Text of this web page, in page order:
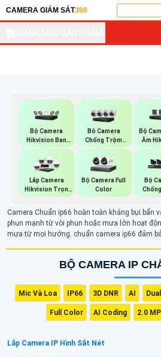
CAMERA GIÁM SÁT360
Bộ Camera
Hikvision Ban
Đêm Có Màu
Bô Camera
Chống Trộm
Hikvision
Bộ
Âm
Lắp Camera
Hikvision Trọn
Bộ
Bộ Camera Full
Color
Bộ
Camera Chuẩn ip66 hoàn toàn kháng bụi bẩn
phun mạnh từ vòi phun hoặc mưa lớn hoạt
mưa từ mọi hướng. chuẩn camera ip66 đảm
BỘ CAMERA IP
Mic Và Loa IP66 3D DNR AI
Full Color AI Coding 2.0 MP
Lắp Camera IP Hình Sắt Nét